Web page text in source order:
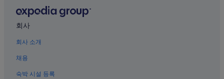
스타 패스 호텔
맘모스
회사
회사 소개
채용
숙박 시설 등록